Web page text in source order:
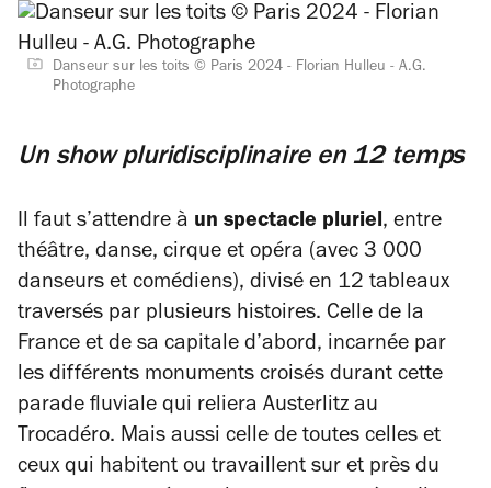
Danseur sur les toits © Paris 2024 - Florian Hulleu - A.G.
Photographe
Un show pluridisciplinaire en 12 temps
Il faut s’attendre à un spectacle pluriel, entre
théâtre, danse, cirque et opéra (avec 3 000
danseurs et comédiens), divisé en 12 tableaux
traversés par plusieurs histoires. Celle de la
France et de sa capitale d’abord, incarnée par
les différents monuments croisés durant cette
parade fluviale qui reliera Austerlitz au
Trocadéro. Mais aussi celle de toutes celles et
ceux qui habitent ou travaillent sur et près du